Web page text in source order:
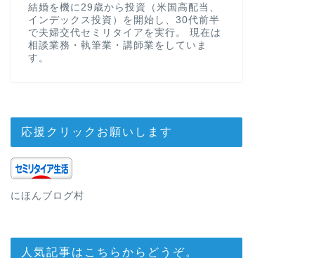
結婚を機に29歳から投資（米国高配当、
インデックス投資）を開始し、30代前半
で夫婦交代セミリタイアを実行。 現在は
相談業務・執筆業・講師業をしていま
す。
応援クリックお願いします
にほんブログ村
人気記事はこちらからどうぞ。